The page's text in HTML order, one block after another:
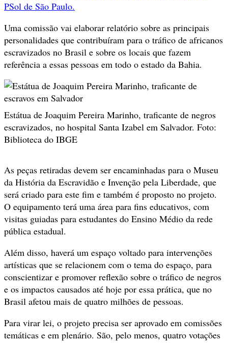
PSol de São Paulo.
Uma comissão vai elaborar relatório sobre as principais
personalidades que contribuíram para o tráfico de africanos
escravizados no Brasil e sobre os locais que fazem
referência a essas pessoas em todo o estado da Bahia.
Estátua de Joaquim Pereira Marinho, traficante de negros
escravizados, no hospital Santa Izabel em Salvador. Foto:
Biblioteca do IBGE
As peças retiradas devem ser encaminhadas para o Museu
da História da Escravidão e Invenção pela Liberdade, que
será criado para este fim e também é proposto no projeto.
O equipamento terá uma área para fins educativos, com
visitas guiadas para estudantes do Ensino Médio da rede
pública estadual.
Além disso, haverá um espaço voltado para intervenções
artísticas que se relacionem com o tema do espaço, para
conscientizar e promover reflexão sobre o tráfico de negros
e os impactos causados até hoje por essa prática, que no
Brasil afetou mais de quatro milhões de pessoas.
Para virar lei, o projeto precisa ser aprovado em comissões
temáticas e em plenário. São, pelo menos, quatro votações